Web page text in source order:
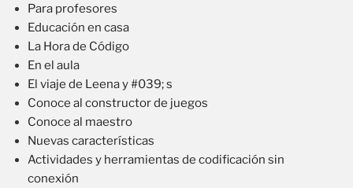
Para profesores
Educación en casa
La Hora de Código
En el aula
El viaje de Leena y #039; s
Conoce al constructor de juegos
Conoce al maestro
Nuevas características
Actividades y herramientas de codificación sin
conexión